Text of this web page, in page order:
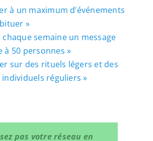
à un maximum d’événements
»
chaque semaine un message
à 50 personnes »
sur des rituels légers et des
individuels réguliers »
pas votre réseau en